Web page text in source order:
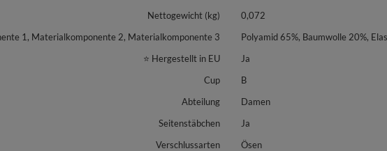
Nettogewicht (kg)
0,072
1, Materialkomponente 2, Materialkomponente 3
Polyamid 65%, Baumwolle 20%,
⭐ Hergestellt in EU
Ja
Cup
B
Abteilung
Damen
Seitenstäbchen
Ja
Verschlussarten
Ösen